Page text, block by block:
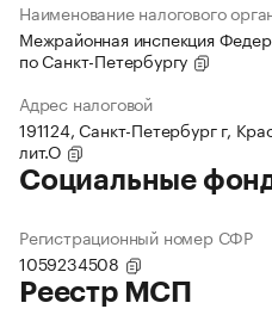
Наименование налогового
Межрайонная инспекция
по Санкт-Петербургу
Адрес налоговой
191124, Санкт-Петербург г,
лит.О
Социальные
Регистрационный номер СФР
1059234508
Реестр МСП